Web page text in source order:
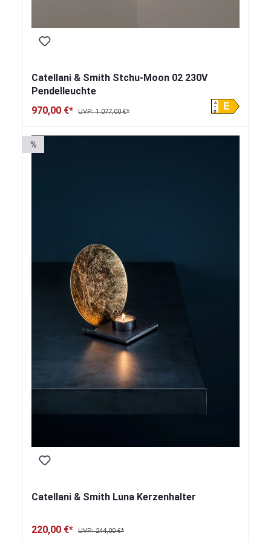
Catellani & Smith Stchu-Moon 02 230V
Pendelleuchte
970,00 €*
UVP: 1.077,00 €*
E
A
G
%
Catellani & Smith Luna Kerzenhalter
220,00 €* UVP: 244,00 €*